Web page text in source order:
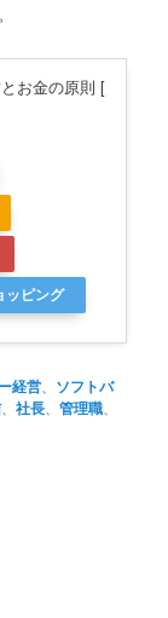
お金の原則 [
ッピング
経営
ソフトバ
、社長 、管理職